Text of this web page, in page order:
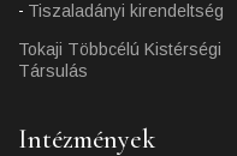
Tiszaladányi kirendeltség
Tokaji Többcélú Kistérségi
Társulás
Intézmények